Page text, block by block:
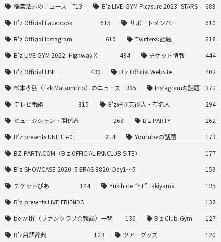
稲葉浩志のニュース
713 B'z LIVE-GYM Pleasure 2023 -STARS-
689
B'z Official Facebook
615 サポートメンバー
610
B'z Official Instagram
610 Twitterの話題
516
B'z LIVE-GYM 2022 -Highway X-
494 チケット情報
444
B'z Official LINE
430 B'z Official Website
402
松本孝弘（Tak Matsumoto）のニュース
385 Instagramの話題
372
テレビ番組
315 B'z好き芸能人・有名人
294
ミュージシャン・関係者
268 B'z PARTY
262
B’z presents UNITE #01
214 YouTubeの話題
179
BZ-PARTY.COM（B'z OFFICIAL FANCLUB SITE）
177
B’z SHOWCASE 2020 -5 ERAS 8820- Day1〜5
159
チケットぴあ
144 Yukihide “YT” Takiyama
135
B’z presents LIVE FRIENDS
132
be with!（ファンクラブ会報誌）一覧
130 B’z Club-Gym
127
B'z用語辞典
123 ツアーグッズ
120